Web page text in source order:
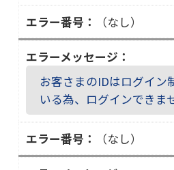
（なし）
お客さまのIDはログイン
いる為、ログインできま
（なし）